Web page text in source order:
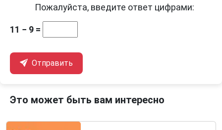
Пожалуйста, введите ответ цифрами:
11 − 9 =
Отправить
Это может быть вам интересно